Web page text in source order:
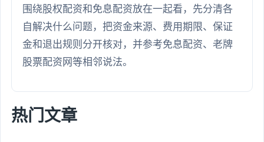
围绕股权配资和免息配资放在一起看，先分清各
自解决什么问题，把资金来源、费用期限、保证
金和退出规则分开核对，并参考免息配资、老牌
股票配资网等相邻说法。
热门文章